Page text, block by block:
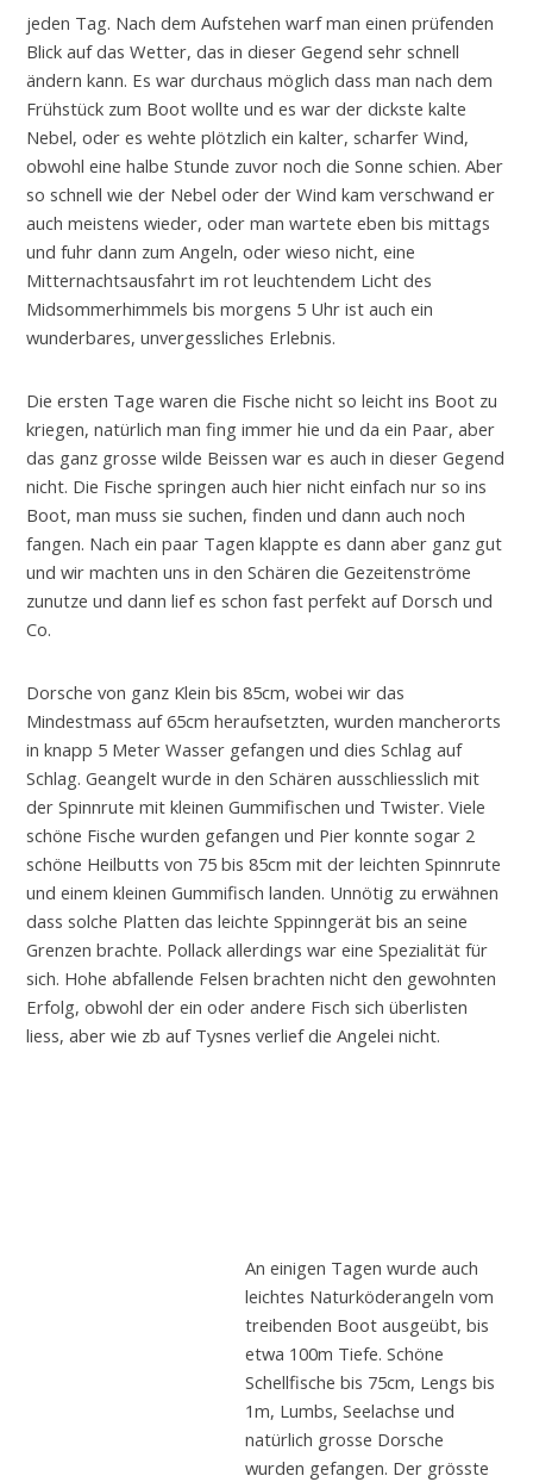
jeden Tag. Nach dem Aufstehen warf man einen prüfenden
Blick auf das Wetter, das in dieser Gegend sehr schnell
ändern kann. Es war durchaus möglich dass man nach dem
Frühstück zum Boot wollte und es war der dickste kalte
Nebel, oder es wehte plötzlich ein kalter, scharfer Wind,
obwohl eine halbe Stunde zuvor noch die Sonne schien. Aber
so schnell wie der Nebel oder der Wind kam verschwand er
auch meistens wieder, oder man wartete eben bis mittags
und fuhr dann zum Angeln, oder wieso nicht, eine
Mitternachtsausfahrt im rot leuchtendem Licht des
Midsommerhimmels bis morgens 5 Uhr ist auch ein
wunderbares, unvergessliches Erlebnis.
Die ersten Tage waren die Fische nicht so leicht ins Boot zu
kriegen, natürlich man fing immer hie und da ein Paar, aber
das ganz grosse wilde Beissen war es auch in dieser Gegend
nicht. Die Fische springen auch hier nicht einfach nur so ins
Boot, man muss sie suchen, finden und dann auch noch
fangen. Nach ein paar Tagen klappte es dann aber ganz gut
und wir machten uns in den Schären die Gezeitenströme
zunutze und dann lief es schon fast perfekt auf Dorsch und
Co.
Dorsche von ganz Klein bis 85cm, wobei wir das
Mindestmass auf 65cm heraufsetzten, wurden mancherorts
in knapp 5 Meter Wasser gefangen und dies Schlag auf
Schlag. Geangelt wurde in den Schären ausschliesslich mit
der Spinnrute mit kleinen Gummifischen und Twister. Viele
schöne Fische wurden gefangen und Pier konnte sogar 2
schöne Heilbutts von 75 bis 85cm mit der leichten Spinnrute
und einem kleinen Gummifisch landen. Unnötig zu erwähnen
dass solche Platten das leichte Sppinngerät bis an seine
Grenzen brachte. Pollack allerdings war eine Spezialität für
sich. Hohe abfallende Felsen brachten nicht den gewohnten
Erfolg, obwohl der ein oder andere Fisch sich überlisten
liess, aber wie zb auf Tysnes verlief die Angelei nicht.
An einigen Tagen wurde auch
leichtes Naturköderangeln vom
treibenden Boot ausgeübt, bis
etwa 100m Tiefe. Schöne
Schellfische bis 75cm, Lengs bis
1m, Lumbs, Seelachse und
natürlich grosse Dorsche
wurden gefangen. Der grösste